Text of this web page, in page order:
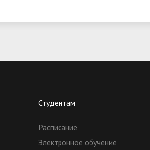
Студентам
Расписание
Электронное обучение